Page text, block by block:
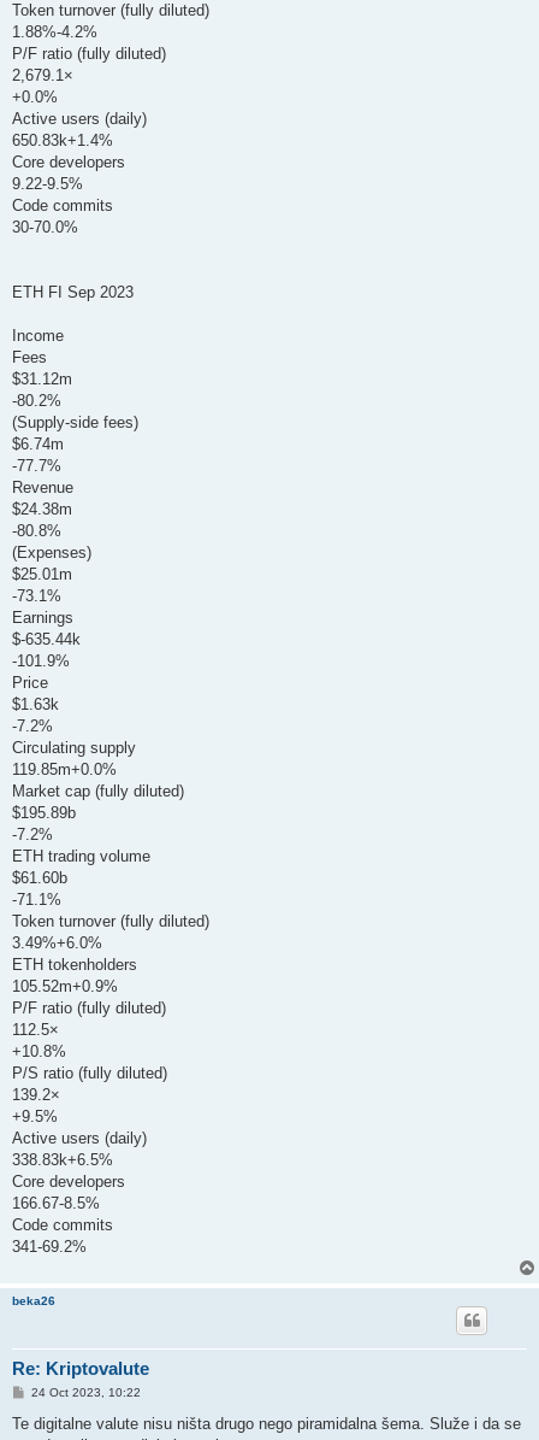
Token turnover (fully diluted)
1.88%-4.2%
P/F ratio (fully diluted)
2,679.1×
+0.0%
Active users (daily)
650.83k+1.4%
Core developers
9.22-9.5%
Code commits
30-70.0%
ETH FI Sep 2023
Income
Fees
$31.12m
-80.2%
(Supply-side fees)
$6.74m
-77.7%
Revenue
$24.38m
-80.8%
(Expenses)
$25.01m
-73.1%
Earnings
$-635.44k
-101.9%
Price
$1.63k
-7.2%
Circulating supply
119.85m+0.0%
Market cap (fully diluted)
$195.89b
-7.2%
ETH trading volume
$61.60b
-71.1%
Token turnover (fully diluted)
3.49%+6.0%
ETH tokenholders
105.52m+0.9%
P/F ratio (fully diluted)
112.5×
+10.8%
P/S ratio (fully diluted)
139.2×
+9.5%
Active users (daily)
338.83k+6.5%
Core developers
166.67-8.5%
Code commits
341-69.2%
beka26
Re: Kriptovalute
P
s
24 Oct 2023, 10:22
Te digitalne valute nisu ništa drugo nego piramidalna šema. Služe i da se